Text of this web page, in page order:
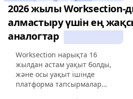
2026 жылы Worksection-
алмастыру үшін ең
аналогтар
Worksection нарықта 16
жылдан астам уақыт болды,
және осы уақыт ішінде
платформа тапсырмалар